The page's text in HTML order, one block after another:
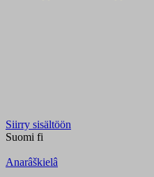
Siirry sisältöön
Suomi fi
Anarâškielâ